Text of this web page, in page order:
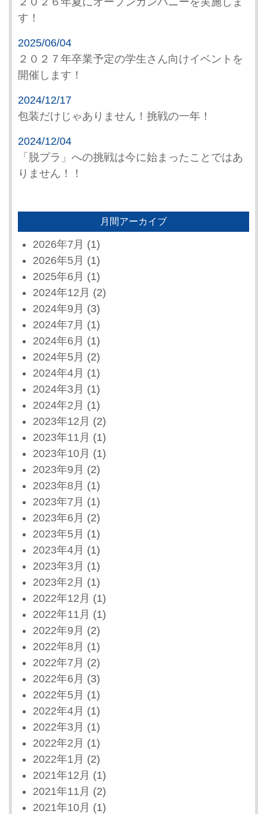
す！
2025/06/04
２０２７年卒業予定の学生さん向けイベントを
開催します！
2024/12/17
包装だけじゃありません！挑戦の一年！
2024/12/04
「脱プラ」への挑戦は今に始まったことではあ
りません！！
月間アーカイブ
2026年7月 (1)
2026年5月 (1)
2025年6月 (1)
2024年12月 (2)
2024年9月 (3)
2024年7月 (1)
2024年6月 (1)
2024年5月 (2)
2024年4月 (1)
2024年3月 (1)
2024年2月 (1)
2023年12月 (2)
2023年11月 (1)
2023年10月 (1)
2023年9月 (2)
2023年8月 (1)
2023年7月 (1)
2023年6月 (2)
2023年5月 (1)
2023年4月 (1)
2023年3月 (1)
2023年2月 (1)
2022年12月 (1)
2022年11月 (1)
2022年9月 (2)
2022年8月 (1)
2022年7月 (2)
2022年6月 (3)
2022年5月 (1)
2022年4月 (1)
2022年3月 (1)
2022年2月 (1)
2022年1月 (2)
2021年12月 (1)
2021年11月 (2)
2021年10月 (1)